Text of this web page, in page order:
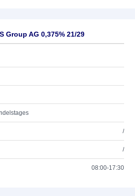
Group AG 0,375% 21/29
/
/
08:00-17:30